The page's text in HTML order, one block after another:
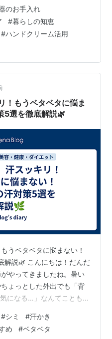
残ったり。せっかくの新
な気持ちになってしまい
皿で同じ失敗をしたこと
度洗ってもベタつきが取
うやく解決しました。そ
いう安心感は今でも覚…
のお手入れ
#暮らしの知恵
#ハンドクリーム活用
！もうベタベタに悩ま
5選を徹底解説🌿
うベタベタに悩まない！
解説🌿 こんにちは！だんだ
やってきましたね。暑い
ょっとした外出でも「背
になる…」なんてことも増
！ニオイ・汗ジミ・不快
毎日を目指しましょう✨
#シミ #汗かき
め #ベタベタ